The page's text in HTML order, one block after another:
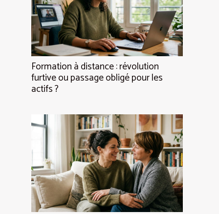
Formation à distance : révolution
furtive ou passage obligé pour les
actifs ?